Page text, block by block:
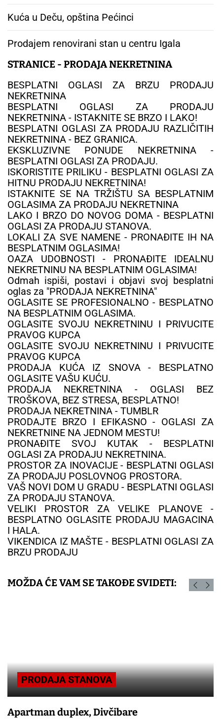
Kuća u Deču, opština Pećinci
Prodajem renovirani stan u centru Igala
STRANICE - PRODAJA NEKRETNINA
BESPLATNI OGLASI ZA BRZU PRODAJU
NEKRETNINA
BESPLATNI OGLASI ZA PRODAJU
NEKRETNINA - ISTAKNITE SE BRZO I LAKO!
BESPLATNI OGLASI ZA PRODAJU RAZLIČITIH
NEKRETNINA - BEZ GRANICA.
EKSKLUZIVNE PONUDE NEKRETNINA -
BESPLATNI OGLASI ZA PRODAJU.
ISKORISTITE PRILIKU - BESPLATNI OGLASI ZA
HITNU PRODAJU NEKRETNINA!
ISTAKNITE SE NA TRŽIŠTU SA BESPLATNIM
OGLASIMA ZA PRODAJU NEKRETNINA
LAKO I BRZO DO NOVOG DOMA - BESPLATNI
OGLASI ZA PRODAJU STANOVA.
LOKALI ZA SVE NAMENE - PRONAĐITE IH NA
BESPLATNIM OGLASIMA!
OAZA UDOBNOSTI - PRONAĐITE IDEALNU
NEKRETNINU NA BESPLATNIM OGLASIMA!
Odmah ispiši, postavi i objavi svoj besplatni
oglas za "PRODAJA NEKRETNINA"
OGLASITE SE PROFESIONALNO - BESPLATNO
NA BESPLATNIM OGLASIMA.
OGLASITE SVOJU NEKRETNINU I PRIVUCITE
PRAVOG KUPCA
OGLASITE SVOJU NEKRETNINU I PRIVUCITE
PRAVOG KUPCA
PRODAJA KUĆA IZ SNOVA - BESPLATNO
OGLASITE VAŠU KUĆU.
PRODAJA NEKRETNINA - OGLASI BEZ
TROŠKOVA, BEZ STRESA, BESPLATNO!
PRODAJA NEKRETNINA - TUMBLR
PRODAJTE BRZO I EFIKASNO - OGLASI ZA
NEKRETNINE NA JEDNOM MESTU!
PRONAĐITE SVOJ KUTAK - BESPLATNI
OGLASI ZA PRODAJU NEKRETNINA.
PROSTOR ZA INOVACIJE - BESPLATNI OGLASI
ZA PRODAJU POSLOVNOG PROSTORA.
VAŠ NOVI DOM U GRADU - BESPLATNI OGLASI
ZA PRODAJU STANOVA.
VELIKI PROSTOR ZA VELIKE PLANOVE -
BESPLATNO OGLASITE PRODAJU MAGACINA
I HALA.
VIKENDICA IZ MAŠTE - BESPLATNI OGLASI ZA
BRZU PRODAJU
MOŽDA ĆE VAM SE TAKOĐE SVIDETI:
PRODAJA STANOVA
Apartman duplex, Divčibare